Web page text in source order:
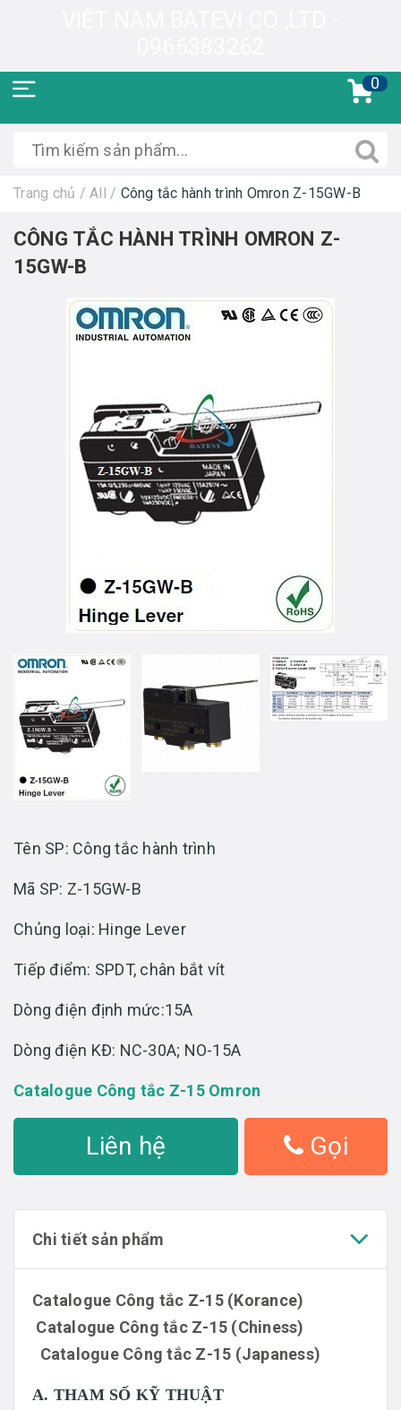
0
Trang chủ / All / Công tắc hành trình Omron Z-15GW-B
CÔNG TẮC HÀNH TRÌNH OMRON Z-
15GW-B
Tên SP: Công tắc hành trình
Mã SP: Z-15GW-B
Chủng loại: Hinge Lever
Tiếp điểm: SPDT, chân bắt vít
Dòng điện định mức:15A
Dòng điện KĐ: NC-30A; NO-15A
Catalogue Công tắc Z-15 Omron
Liên hệ Gọi
Chi tiết sản phẩm
Catalogue Công tắc Z-15 (Korance)
Catalogue Công tắc Z-15 (Chiness)
Catalogue Công tắc Z-15 (Japaness)
A. THAM SỐ KỸ THUẬT